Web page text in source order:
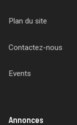
Plan du site
Contactez-nous
Events
Annonces